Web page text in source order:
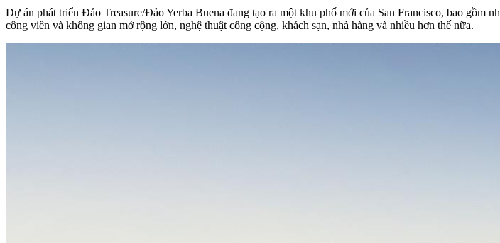
Dự án phát triển Đảo Treasure/Đảo Yerba Buena đang tạo ra một khu phố mới của San Francisco, bao
công viên và không gian mở rộng lớn, nghệ thuật công cộng, khách sạn, nhà hàng và nhiều hơn thế nữa.